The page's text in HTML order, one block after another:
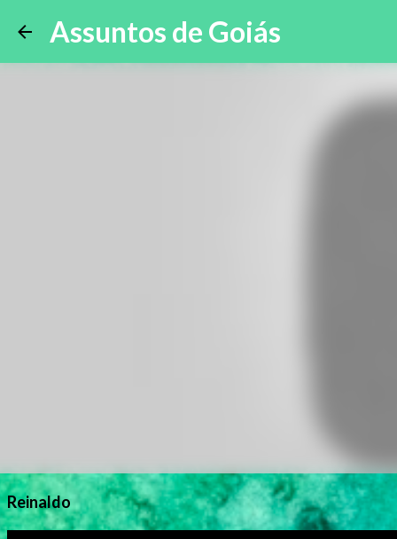
Assuntos de Goiás
Reinaldo